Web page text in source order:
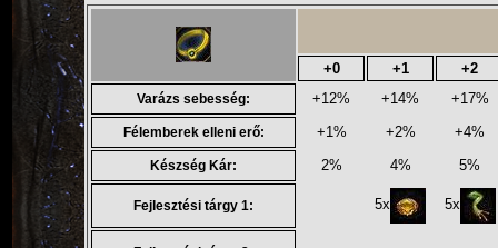
+0 +1 +2
Varázs sebesség: +12% +14% +17%
Félemberek elleni erő: +1% +2% +4%
Készség Kár: 2% 4% 5%
Fejlesztési tárgy 1: 5x 5x